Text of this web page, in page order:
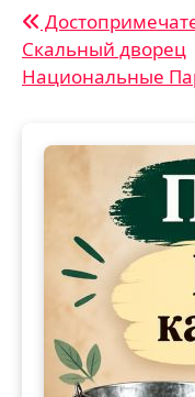
Навигация
по
записям
Скальный дворец
Национальные